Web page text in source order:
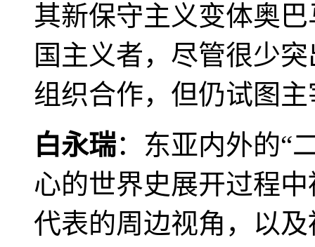
其新保守主义变体奥
国主义者，尽管很少
组织合作，但仍试图
白永瑞：东亚内外的“
心的世界史展开过程
代表的周边视角，以